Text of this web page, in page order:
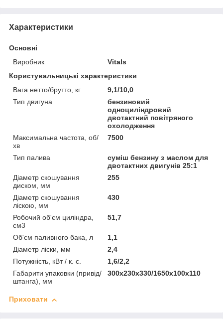
Характеристики
Основні
Виробник
Vitals
Користувальницькі характеристики
Вага нетто/брутто, кг
9,1/10,0
Тип двигуна
бензиновий
одноциліндровий
двотактний повітряного
охолодження
Максимальна частота, об/
хв
7500
Тип палива
суміш бензину з маслом для
двотактних двигунів 25:1
Діаметр скошування
диском, мм
255
Діаметр скошування
ліскою, мм
430
Робочий об'єм циліндра,
см3
51,7
Об'єм паливного бака, л
1,1
Діаметр ліски, мм
2,4
Потужність, кВт / к. с.
1,6/2,2
Габарити упаковки (привід/
штанга), мм
300х230х330/1650х100х110
Приховати